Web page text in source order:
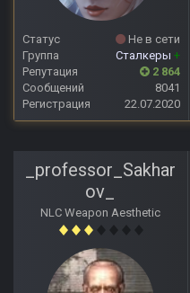
Статус
Не в сети
Группа
Сталкеры +
Репутация
2 864
Сообщений
8041
Регистрация
22.07.2020
_professor_Sakhar
ov_
NLC Weapon Aesthetic